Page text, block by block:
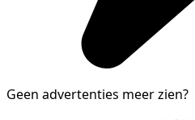
Geen advertenties meer zien?